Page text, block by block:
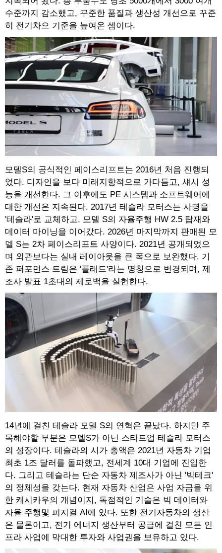
수준까지 감소했고, 꾸준한 품질과 생산성 개선으로 꾸준
히 전기차으 기준을 높여온 셈이다.
모델S의 공식적인 페이스리프트는 2016년 처음 진행되
었다. 디자인을 보다 미래지향적으로 가다듬고, 섀시 성
능을 개선한다. 그 이후에도 PE 시스템과 소프트웨어에
대한 개선은 지속된다. 2017년 테슬라 모터스는 사명을
'테슬라'로 교체하고, 모델 S의 자율주행 HW 2.5 탑재와
데이터 마이닝을 이어갔다. 2026년 마지막까지 판매된 모
델 S는 2차 페이스리프트 사양이다. 2021년 공개되었으
며 외관보다는 실내 레이아웃을 큰 폭으로 보완했다. 기
존 퍼포먼스 트림은 '플래드'라는 명칭으로 변경되며, 제
조사 발표 1초대의 제로백을 실현한다.
14년에 걸친 테슬라 모델 S의 연혁은 끝났다. 하지만 주
목해야할 부분은 모델S가 아닌 스타트업 테슬라 모터스
의 성장이다. 테슬라의 시가 총액은 2021년 자동차 기업
최초 1조 달러를 돌파했고, 전세계 10대 기업에 진입한
다. 그리고 테슬라는 단순 자동차 제조사가 아닌 '빅테크'
의 정체성을 갖는다. 현재 자동차 산업은 사업 자금을 위
한 캐시카우의 개념이지, 독점적인 기술은 빅 데이터와
자율 주행및 피지컬 AI에 있다. 또한 전기자동차의 생산
은 물론이고, 전기 에너지 생산부터 공급에 걸친 모든 인
프라 사업에 막대한 투자와 사업권을 보유하고 있다.